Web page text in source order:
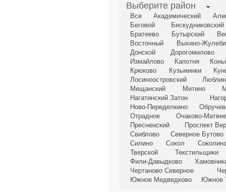
Выберите район
Все Академический
Беговой
Бескудниковский
Братеево
Бутырский
Восточный
Выхино-
Донской
Дорогомилово
Измайлово
Капотня
Крюково
Кузьминки
Лосиноостровский
Мещанский
Митино
Нагатинский Затон
Ново-Переделкино
Отрадное
Очаково-
Пресненский
Проспект
Свиблово
Северное Бутово
Силино
Сокол
Тверской
Текстильщики
Фили-Давыдково
Чертаново Северное
Южное Медведково
Южное